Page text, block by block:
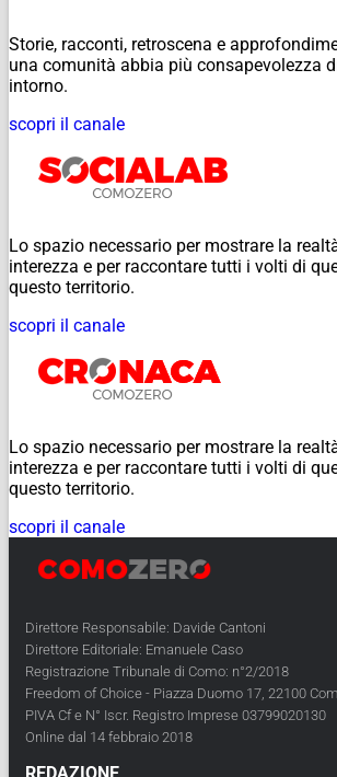
Storie, racconti, retroscena e
una comunità abbia più consapevolezza
intorno.
scopri il canale
Lo spazio necessario per mostrare la
interezza e per raccontare tutti i volti di
questo territorio.
scopri il canale
Lo spazio necessario per mostrare la
interezza e per raccontare tutti i volti di
questo territorio.
scopri il canale
Direttore Responsabile: Davide Cantoni
Direttore Editoriale: Emanuele Caso
Registrazione Tribunale di Como: n°2/2018
Freedom of Choice - Piazza Duomo 17, 22100
PIVA Cf e N° Iscr. Registro Imprese 03799020130
Online dal 14 febbraio 2018